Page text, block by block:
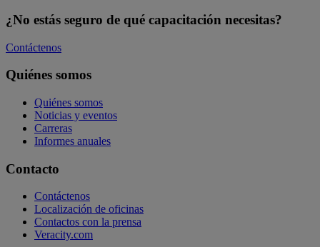
¿No estás seguro de qué capacitación necesitas?
Contáctenos
Quiénes somos
Quiénes somos
Noticias y eventos
Carreras
Informes anuales
Contacto
Contáctenos
Localización de oficinas
Contactos con la prensa
Veracity.com